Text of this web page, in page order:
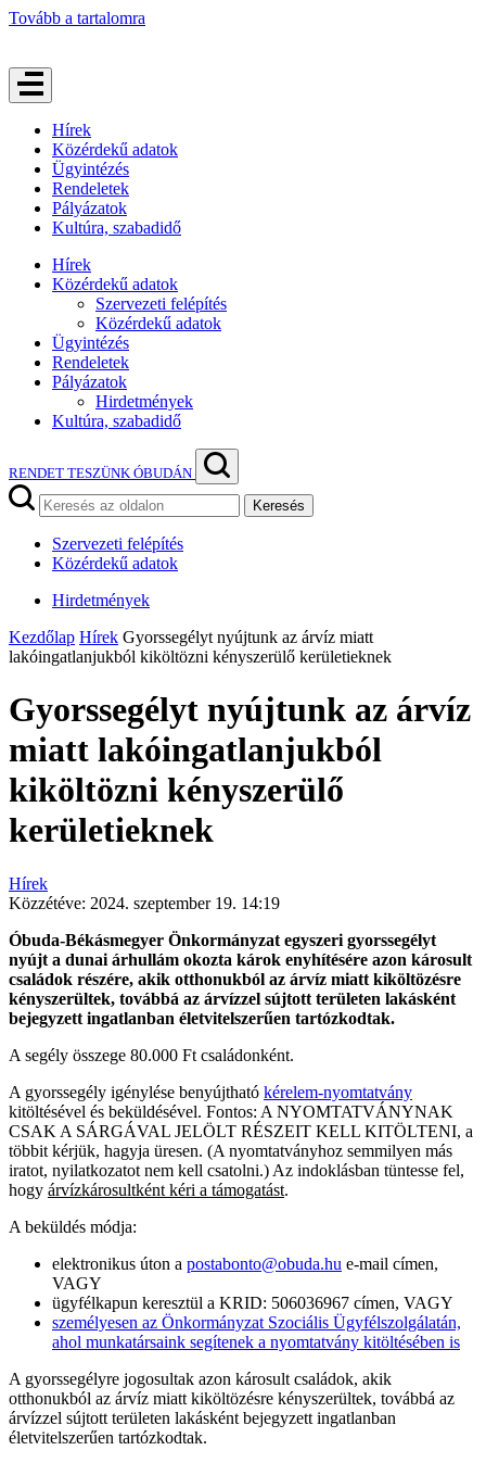
Tovább a tartalomra
Hírek
Közérdekű adatok
Ügyintézés
Rendeletek
Pályázatok
Kultúra, szabadidő
Hírek
Közérdekű adatok
Szervezeti felépítés
Közérdekű adatok
Ügyintézés
Rendeletek
Pályázatok
Hirdetmények
Kultúra, szabadidő
RENDET TESZÜNK ÓBUDÁN
Keresés
Szervezeti felépítés
Közérdekű adatok
Hirdetmények
Kezdőlap Hírek Gyorssegélyt nyújtunk az árvíz miatt
lakóingatlanjukból kiköltözni kényszerülő kerületieknek
Gyorssegélyt nyújtunk az árvíz
miatt lakóingatlanjukból
kiköltözni kényszerülő
kerületieknek
Hírek
Közzétéve: 2024. szeptember 19. 14:19
Óbuda-Békásmegyer Önkormányzat egyszeri gyorssegélyt
nyújt a dunai árhullám okozta károk enyhítésére azon károsult
családok részére, akik otthonukból az árvíz miatt kiköltözésre
kényszerültek, továbbá az árvízzel sújtott területen lakásként
bejegyzett ingatlanban életvitelszerűen tartózkodtak.
A segély összege 80.000 Ft családonként.
A gyorssegély igénylése benyújtható kérelem-nyomtatvány
kitöltésével és beküldésével. Fontos: A NYOMTATVÁNYNAK
CSAK A SÁRGÁVAL JELÖLT RÉSZEIT KELL KITÖLTENI, a
többit kérjük, hagyja üresen. (A nyomtatványhoz semmilyen más
iratot, nyilatkozatot nem kell csatolni.) Az indoklásban tüntesse fel,
hogy árvízkárosultként kéri a támogatást.
A beküldés módja:
elektronikus úton a postabonto@obuda.hu e-mail címen,
VAGY
ügyfélkapun keresztül a KRID: 506036967 címen, VAGY
személyesen az Önkormányzat Szociális Ügyfélszolgálatán,
ahol munkatársaink segítenek a nyomtatvány kitöltésében is
A gyorssegélyre jogosultak azon károsult családok, akik
otthonukból az árvíz miatt kiköltözésre kényszerültek, továbbá az
árvízzel sújtott területen lakásként bejegyzett ingatlanban
életvitelszerűen tartózkodtak.